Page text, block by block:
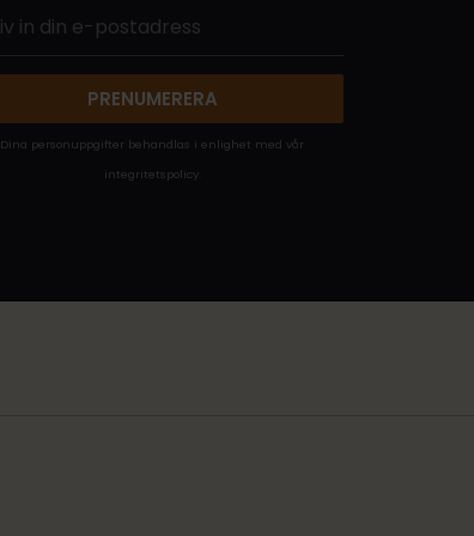
PRENUMERERA
Dina personuppgifter behandlas i enlighet med vår
integritetspolicy.